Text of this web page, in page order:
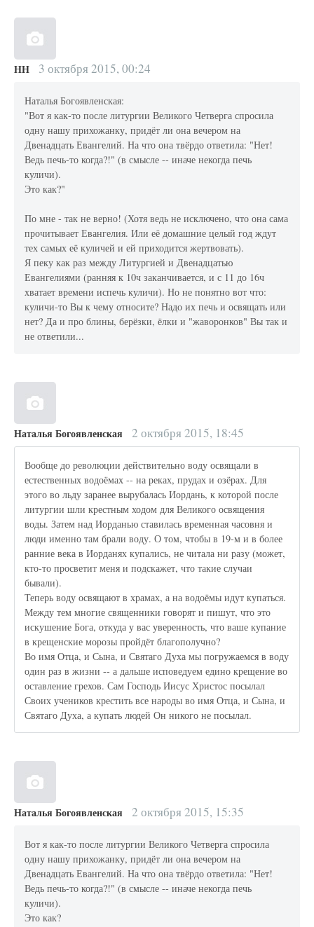
НН 3 октября 2015, 00:24
Наталья Богоявленская:
"Вот я как-то после литургии Великого Четверга спросила
одну нашу прихожанку, придёт ли она вечером на
Двенадцать Евангелий. На что она твёрдо ответила: "Нет!
Ведь печь-то когда?!" (в смысле -- иначе некогда печь
куличи).
Это как?"
По мне - так не верно! (Хотя ведь не исключено, что она сама
прочитывает Евангелия. Или её домашние целый год ждут
тех самых её куличей и ей приходится жертвовать).
Я пеку как раз между Литургией и Двенадцатью
Евангелиями (ранняя к 10ч заканчивается, и с 11 до 16ч
хватает времени испечь куличи). Но не понятно вот что:
куличи-то Вы к чему относите? Надо их печь и освящать или
нет? Да и про блины, берёзки, ёлки и "жаворонков" Вы так и
не ответили...
Наталья Богоявленская 2 октября 2015, 18:45
Вообще до революции действительно воду освящали в
естественных водоёмах -- на реках, прудах и озёрах. Для
этого во льду заранее вырубалась Иордань, к которой после
литургии шли крестным ходом для Великого освящения
воды. Затем над Иорданью ставилась временная часовня и
люди именно там брали воду. О том, чтобы в 19-м и в более
ранние века в Иорданях купались, не читала ни разу (может,
кто-то просветит меня и подскажет, что такие случаи
бывали).
Теперь воду освящают в храмах, а на водоёмы идут купаться.
Между тем многие священники говорят и пишут, что это
искушение Бога, откуда у вас уверенность, что ваше купание
в крещенские морозы пройдёт благополучно?
Во имя Отца, и Сына, и Святаго Духа мы погружаемся в воду
один раз в жизни -- а дальше исповедуем едино крещение во
оставление грехов. Сам Господь Иисус Христос посылал
Своих учеников крестить все народы во имя Отца, и Сына, и
Святаго Духа, а купать людей Он никого не посылал.
Наталья Богоявленская 2 октября 2015, 15:35
Вот я как-то после литургии Великого Четверга спросила
одну нашу прихожанку, придёт ли она вечером на
Двенадцать Евангелий. На что она твёрдо ответила: "Нет!
Ведь печь-то когда?!" (в смысле -- иначе некогда печь
куличи).
Это как?